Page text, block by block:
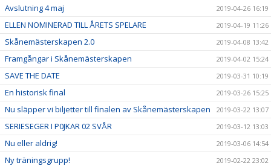
Avslutning 4 maj 2019-04-26 16:19
ELLEN NOMINERAD TILL ÅRETS SPELARE 2019-04-19 11:26
Skånemästerskapen 2.0 2019-04-08 13:42
Framgångar i Skånemästerskapen 2019-04-02 15:24
SAVE THE DATE 2019-03-31 10:19
En historisk final 2019-03-26 15:25
Nu släpper vi biljetter till finalen av Skånemästerskapen 2019-03-22 13:07
SERIESEGER I P0JKAR 02 SVÅR 2019-03-12 13:03
Nu eller aldrig! 2019-03-06 14:54
Ny träningsgrupp! 2019-02-22 23:02